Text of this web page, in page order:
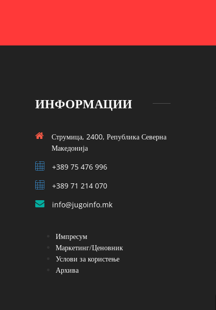
ИНФОРМАЦИИ
Струмица, 2400, Република Северна
Македонија
+389 75 476 996
+389 71 214 070
info@jugoinfo.mk
Импресум
Маркетинг/Ценовник
Услови за користење
Архива